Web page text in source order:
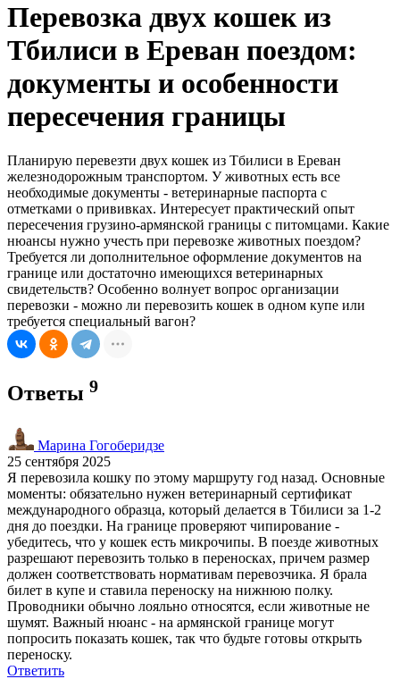
Перевозка двух кошек из
Тбилиси в Ереван поездом:
документы и особенности
пересечения границы
Планирую перевезти двух кошек из Тбилиси в Ереван
железнодорожным транспортом. У животных есть все
необходимые документы - ветеринарные паспорта с
отметками о прививках. Интересует практический опыт
пересечения грузино-армянской границы с питомцами. Какие
нюансы нужно учесть при перевозке животных поездом?
Требуется ли дополнительное оформление документов на
границе или достаточно имеющихся ветеринарных
свидетельств? Особенно волнует вопрос организации
перевозки - можно ли перевозить кошек в одном купе или
требуется специальный вагон?
Ответы 9
Марина Гогоберидзе
25 сентября 2025
Я перевозила кошку по этому маршруту год назад. Основные
моменты: обязательно нужен ветеринарный сертификат
международного образца, который делается в Тбилиси за 1-2
дня до поездки. На границе проверяют чипирование -
убедитесь, что у кошек есть микрочипы. В поезде животных
разрешают перевозить только в переносках, причем размер
должен соответствовать нормативам перевозчика. Я брала
билет в купе и ставила переноску на нижнюю полку.
Проводники обычно лояльно относятся, если животные не
шумят. Важный нюанс - на армянской границе могут
попросить показать кошек, так что будьте готовы открыть
переноску.
Ответить